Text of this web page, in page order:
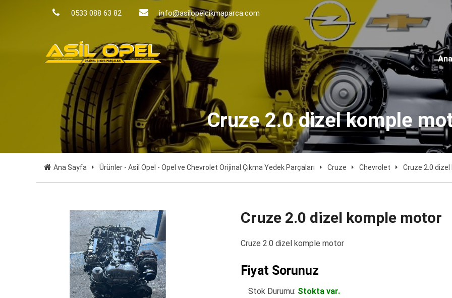
0533 088 63 82 info@asilopelcikmaparca.com
Cruze 2.0 dizel komple
Ana Sayfa Ürünler - Asil Opel - Opel ve Chevrolet Orijinal Çıkma Yedek Parçaları Cruze Chevrolet Cruze 2.0
Cruze 2.0 dizel komple motor
Cruze 2.0 dizel komple motor
Fiyat Sorunuz
Stok Durumu: Stokta var.